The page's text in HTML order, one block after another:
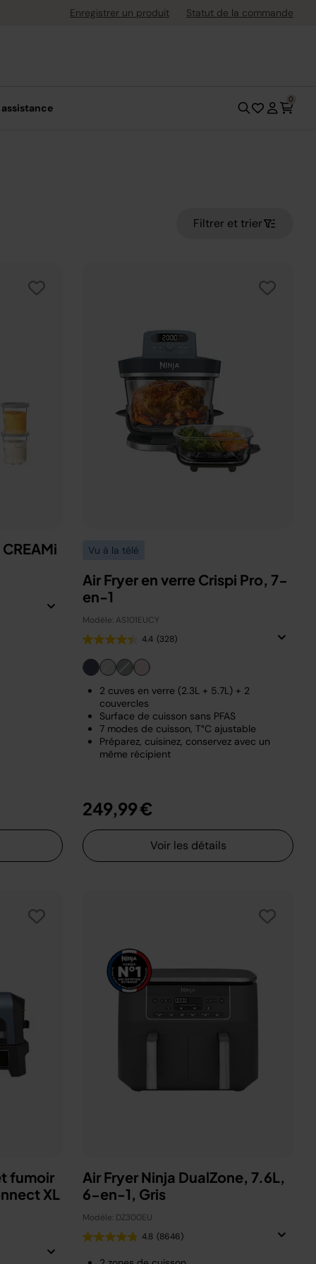
économisez plus*.Profitez-en
Enregistrer un produit Statut de la commande
0
Filtrer et trier
Vu à la télé
Air Fryer en verre Crispi Pro, 7-
en-1
Modèle: AS101EUCY
4.4 (328)
2 cuves en verre (2.3L + 5.7L) + 2
couvercles
Surface de cuisson sans PFAS
7 modes de cuisson, T°C ajustable
Préparez, cuisinez, conservez avec un
même récipient
249,99 €
Voir les détails
fumoir
XL
Air Fryer Ninja DualZone, 7.6L,
6-en-1, Gris
Modèle: DZ300EU
4.8 (8646)